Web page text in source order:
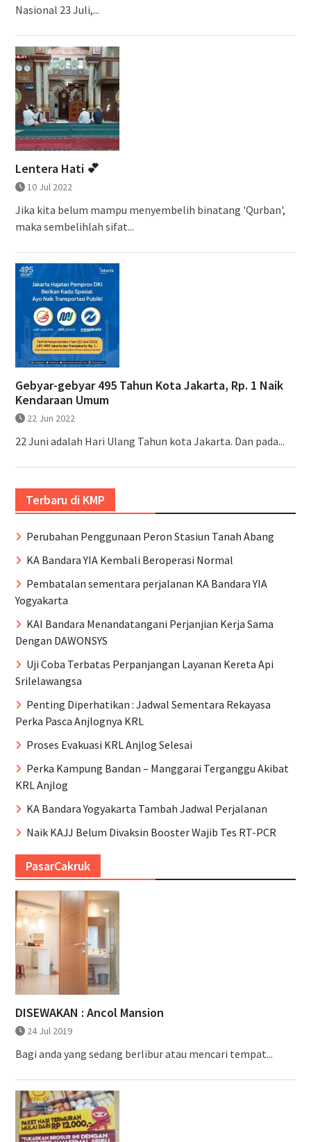
Nasional 23 Juli,...
Lentera Hati 💕
10 Jul 2022
Jika kita belum mampu menyembelih binatang 'Qurban',
maka sembelihlah sifat...
Gebyar-gebyar 495 Tahun Kota Jakarta, Rp. 1 Naik
Kendaraan Umum
22 Jun 2022
22 Juni adalah Hari Ulang Tahun kota Jakarta. Dan pada...
Terbaru di KMP
Perubahan Penggunaan Peron Stasiun Tanah Abang
KA Bandara YIA Kembali Beroperasi Normal
Pembatalan sementara perjalanan KA Bandara YIA
Yogyakarta
KAI Bandara Menandatangani Perjanjian Kerja Sama
Dengan DAWONSYS
Uji Coba Terbatas Perpanjangan Layanan Kereta Api
Srilelawangsa
Penting Diperhatikan : Jadwal Sementara Rekayasa
Perka Pasca Anjlognya KRL
Proses Evakuasi KRL Anjlog Selesai
Perka Kampung Bandan – Manggarai Terganggu Akibat
KRL Anjlog
KA Bandara Yogyakarta Tambah Jadwal Perjalanan
Naik KAJJ Belum Divaksin Booster Wajib Tes RT-PCR
PasarCakruk
DISEWAKAN : Ancol Mansion
24 Jul 2019
Bagi anda yang sedang berlibur atau mencari tempat...